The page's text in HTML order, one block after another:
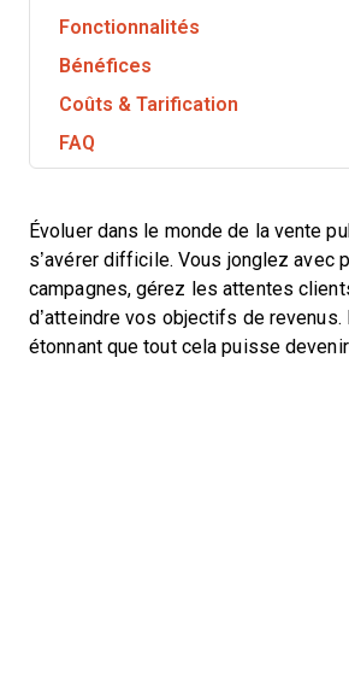
Fonctionnalités
Bénéfices
Coûts & Tarification
FAQ
Évoluer dans le monde de la vente
s’avérer difficile. Vous jonglez avec
campagnes, gérez les attentes
d’atteindre vos objectifs de revenus.
étonnant que tout cela puisse